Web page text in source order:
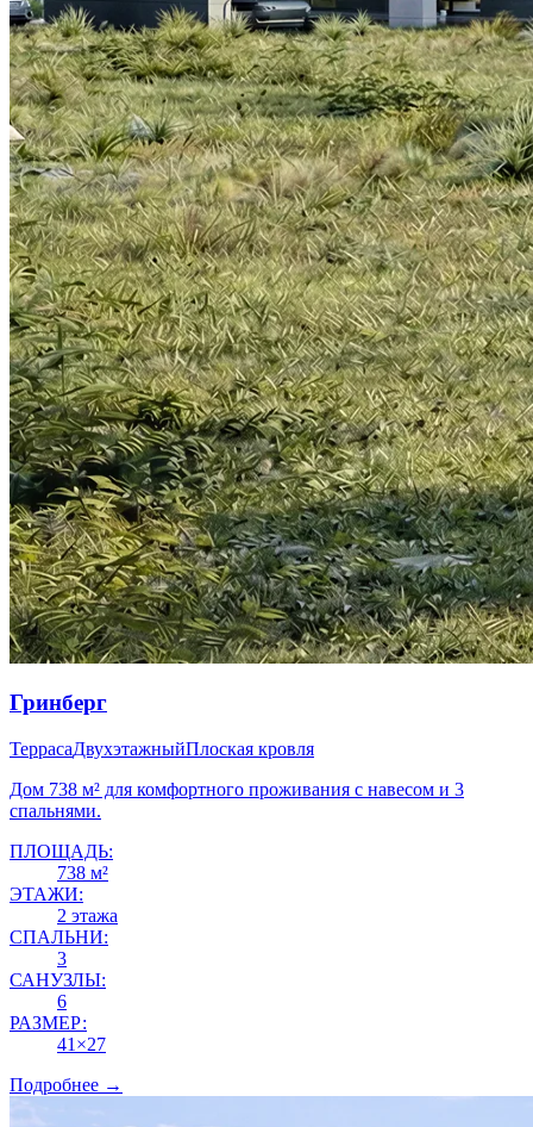
Гринберг
ТеррасаДвухэтажныйПлоская кровля
Дом 738 м² для комфортного проживания с навесом и 3
спальнями.
ПЛОЩАДЬ:
738 м²
ЭТАЖИ:
2 этажа
СПАЛЬНИ:
3
САНУЗЛЫ:
6
РАЗМЕР:
41×27
Подробнее →